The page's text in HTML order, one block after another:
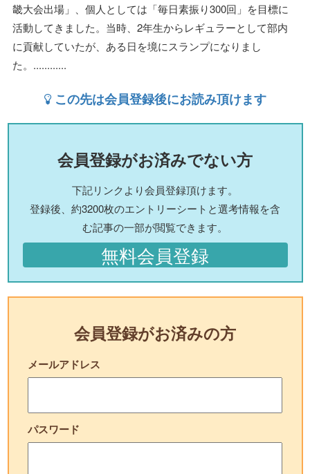
畿大会出場」、個人としては「毎日素振り300回」を目標に
活動してきました。当時、2年生からレギュラーとして部内
に貢献していたが、ある日を境にスランプになりまし
た。............
この先は会員登録後にお読み頂けます
会員登録がお済みでない方
下記リンクより会員登録頂けます。
登録後、約3200枚のエントリーシートと選考情報を含
む記事の一部が閲覧できます。
無料会員登録
会員登録がお済みの方
メールアドレス
パスワード